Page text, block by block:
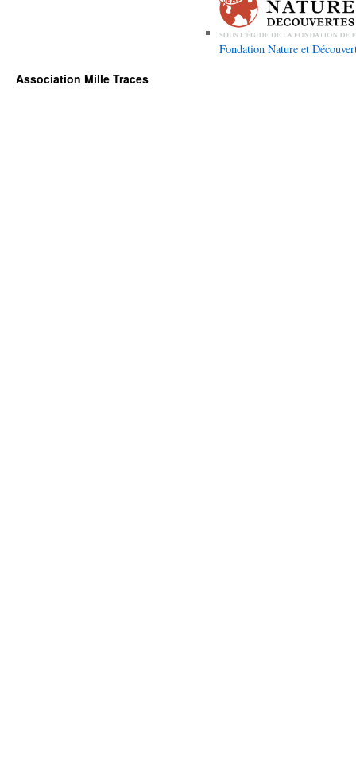
Fondation Nature et
Association Mille Traces